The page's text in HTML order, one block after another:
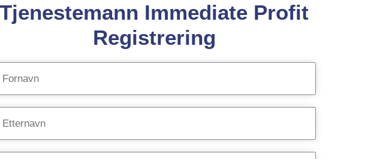
Tjenestemann Immediate Profit
Registrering